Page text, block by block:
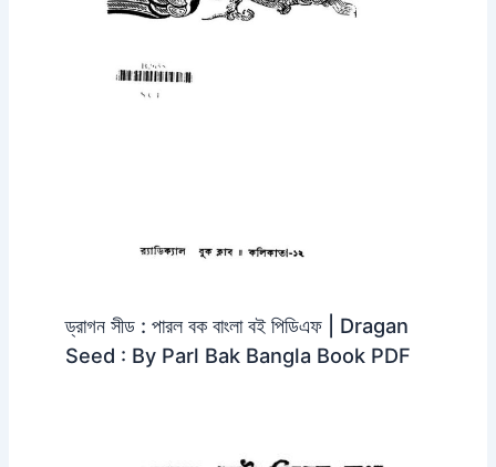
ড্রাগন সীড : পারল বক বাংলা বই পিডিএফ | Dragan
Seed : By Parl Bak Bangla Book PDF